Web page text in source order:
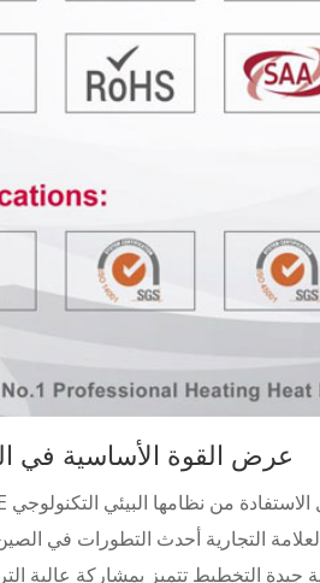
عرض القوة الأساسية في
التجارية أحدث التطورات في